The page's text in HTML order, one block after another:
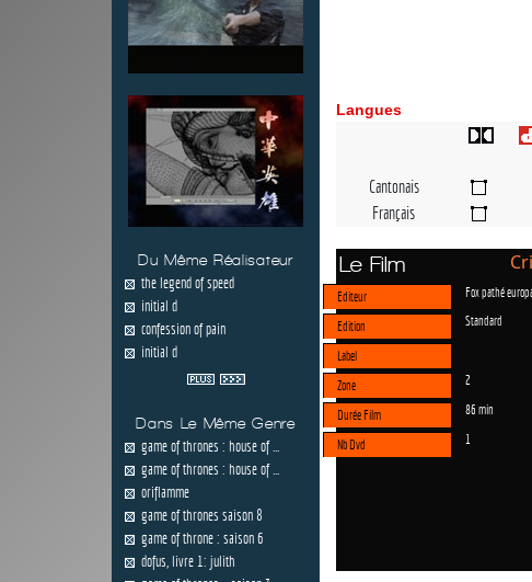
Du Même Réalisateur
the legend of speed
initial d
confession of pain
initial d
Dans Le Même Genre
game of thrones : house of ...
game of thrones : house of ...
oriflamme
game of thrones saison 8
game of throne : saison 6
dofus, livre 1: julith
Langues
Cantonais
Français
Le Film
Editeur Fox pathé
Edition Standard
Label
Zone
2
Durée Film 86 min
Nb Dvd 1